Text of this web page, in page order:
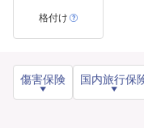
イオン
格付け
傷害保険 国内旅行保